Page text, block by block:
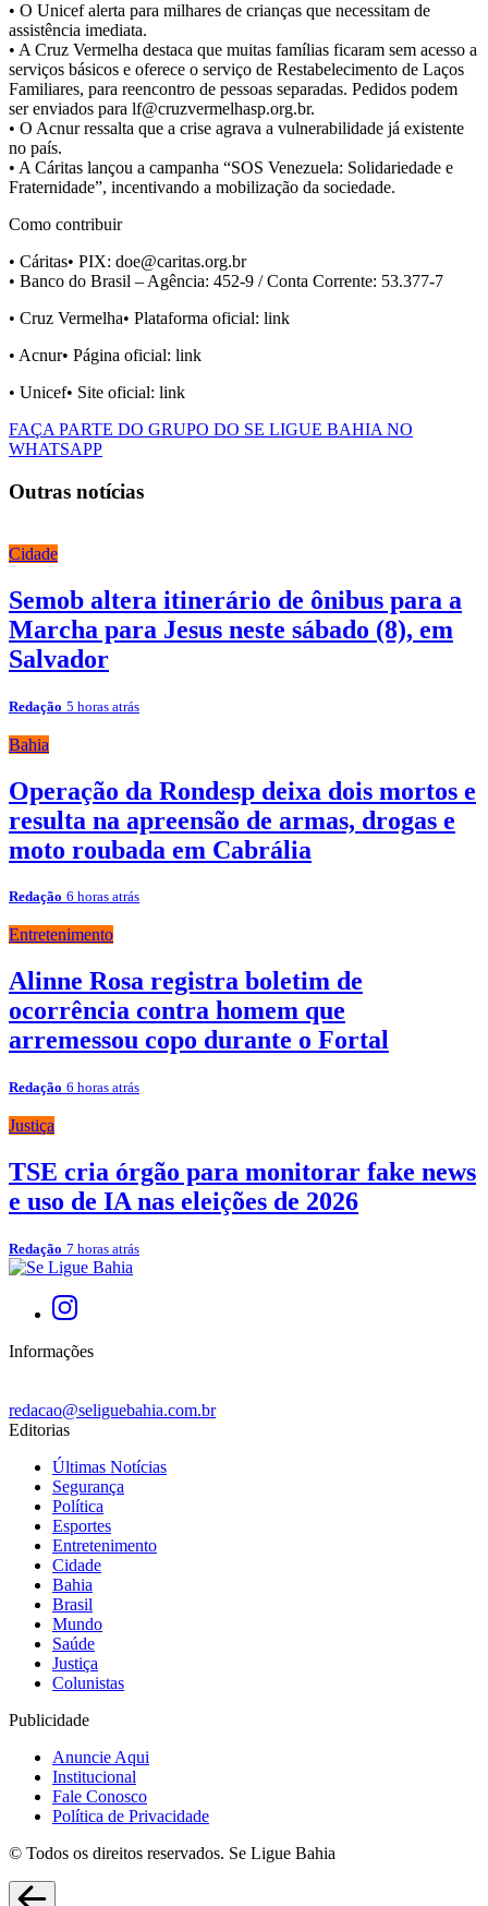
• O Unicef alerta para milhares de crianças que necessitam de
assistência imediata.
• A Cruz Vermelha destaca que muitas famílias ficaram sem acesso a
serviços básicos e oferece o serviço de Restabelecimento de Laços
Familiares, para reencontro de pessoas separadas. Pedidos podem
ser enviados para lf@cruzvermelhasp.org.br.
• O Acnur ressalta que a crise agrava a vulnerabilidade já existente
no país.
• A Cáritas lançou a campanha “SOS Venezuela: Solidariedade e
Fraternidade”, incentivando a mobilização da sociedade.
Como contribuir
• Cáritas• PIX: doe@caritas.org.br
• Banco do Brasil – Agência: 452-9 / Conta Corrente: 53.377-7
• Cruz Vermelha• Plataforma oficial: link
• Acnur• Página oficial: link
• Unicef• Site oficial: link
FAÇA PARTE DO GRUPO DO SE LIGUE BAHIA NO
WHATSAPP
Outras notícias
Cidade
Semob altera itinerário de ônibus para a
Marcha para Jesus neste sábado (8), em
Salvador
Redação 5 horas atrás
Bahia
Operação da Rondesp deixa dois mortos e
resulta na apreensão de armas, drogas e
moto roubada em Cabrália
Redação 6 horas atrás
Entretenimento
Alinne Rosa registra boletim de
ocorrência contra homem que
arremessou copo durante o Fortal
Redação 6 horas atrás
Justiça
TSE cria órgão para monitorar fake news
e uso de IA nas eleições de 2026
Redação 7 horas atrás
Informações
redacao@seliguebahia.com.br
Editorias
Últimas Notícias
Segurança
Política
Esportes
Entretenimento
Cidade
Bahia
Brasil
Mundo
Saúde
Justiça
Colunistas
Publicidade
Anuncie Aqui
Institucional
Fale Conosco
Política de Privacidade
© Todos os direitos reservados. Se Ligue Bahia